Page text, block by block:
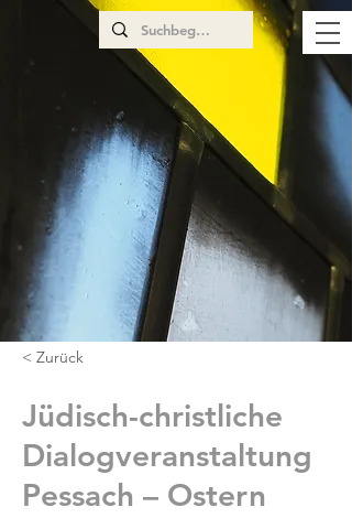
< Zurück
Jüdisch-christliche
Dialogveranstaltung
Pessach – Ostern